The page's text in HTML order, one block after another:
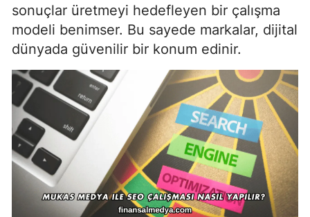
sonuçlar üretmeyi hedefleyen bir çalışma
modeli benimser. Bu sayede markalar, dijital
dünyada güvenilir bir konum edinir.